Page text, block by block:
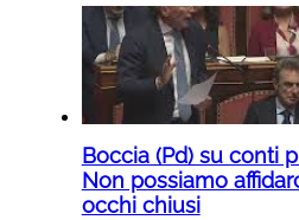
Boccia (Pd) su conti
Non possiamo
occhi chiusi